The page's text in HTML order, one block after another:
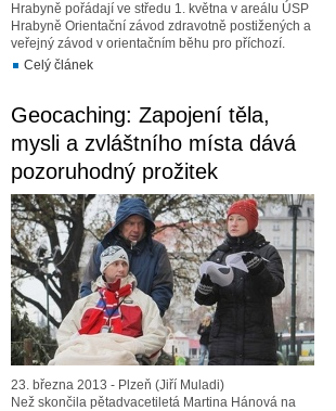
Hrabyně pořádají ve středu 1. května v areálu ÚSP
Hrabyně Orientační závod zdravotně postižených a
veřejný závod v orientačním běhu pro příchozí.
Celý článek
Geocaching: Zapojení těla,
mysli a zvláštního místa dává
pozoruhodný prožitek
23. března 2013 - Plzeň (Jiří Muladi)
Než skončila pětadvacetiletá Martina Hánová na